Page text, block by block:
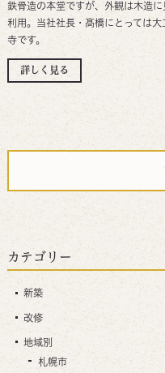
鉄骨造の本堂ですが、外観は木造
利用。当社社長・髙橋にとっては
寺です。
詳しく見る
カテゴリー
新築
改修
地域別
札幌市